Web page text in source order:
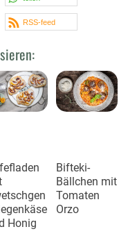
RSS-feed
Honig
Bifteki-
Bällchen mit
Tomaten
Orzo